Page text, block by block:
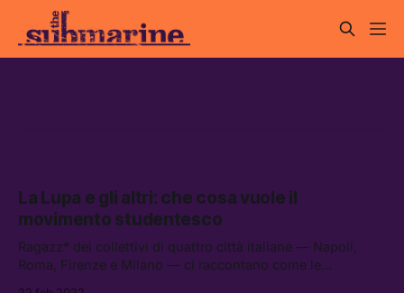
La Lupa e gli altri: che cosa vuole il
movimento studentesco
Ragazz* dei collettivi di quattro città italiane — Napoli,
Roma, Firenze e Milano — ci raccontano come le